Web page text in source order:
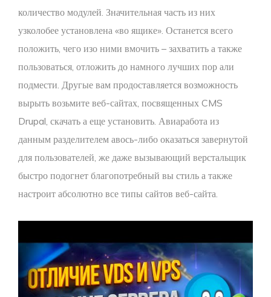
количество модулей. Значительная часть из них
узколобее установлена «во ящике». Останется всего
положить, чего изо ними вмочить – захватить а также
пользоваться, отложить до намного лучших пор али
подмести. Другые вам продоставляется возможность
вырыть возьмите веб-сайтах, посвященных CMS
Drupal, скачать а еще установить. Авиаработа из
данным разделителем авось-либо оказаться завернутой
для пользователей, же даже вызывающий верстальщик
быстро подогнет благопотребный вы стиль а также
настроит абсолютно все типы сайтов веб-сайта.